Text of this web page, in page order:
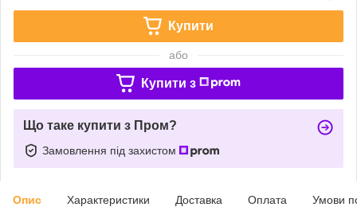
Купити
або
Купити з
Що таке купити з Пром?
Замовлення під захистом
Опис Характеристики Доставка Оплата Умови